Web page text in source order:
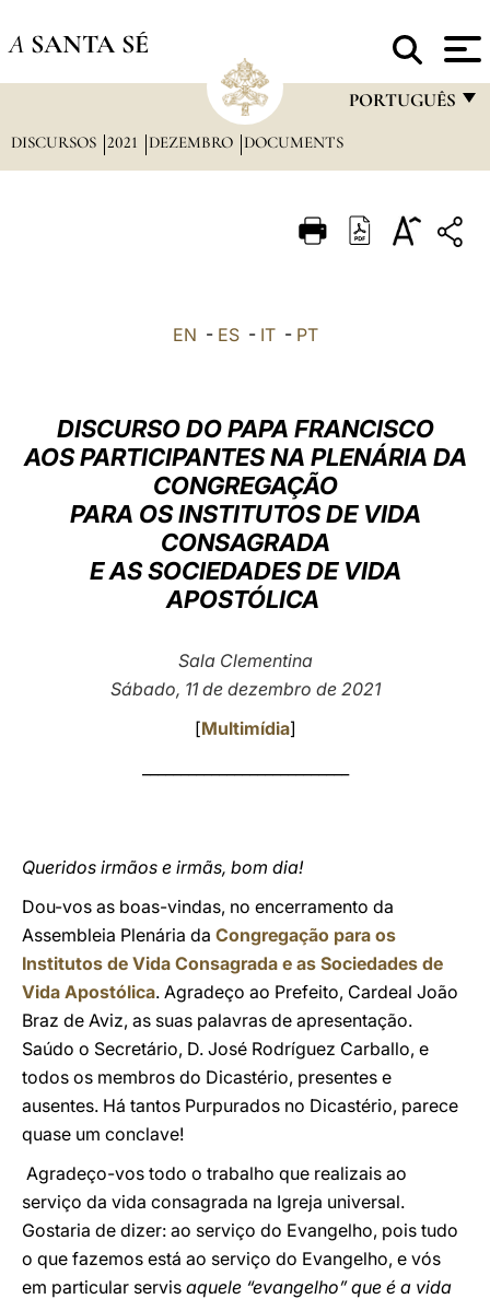
A SANTA SÉ
PORTUGUÊS
ITALIANO
العربيّة
LATINE
DISCURSOS 2021 DEZEMBRO DOCUMENTS
EN - ES- IT- PT
DISCURSO DO PAPA FRANCISCO
AOS PARTICIPANTES NA PLENÁRIA DA
CONGREGAÇÃO
PARA OS INSTITUTOS DE VIDA
CONSAGRADA
E AS SOCIEDADES DE VIDA
APOSTÓLICA
Sala Clementina
Sábado, 11 de dezembro de 2021
[Multimídia]
Queridos irmãos e irmãs, bom dia!
Dou-vos as boas-vindas, no encerramento da
Assembleia Plenária da Congregação para os
Institutos de Vida Consagrada e as Sociedades de
Vida Apostólica. Agradeço ao Prefeito, Cardeal João
Braz de Aviz, as suas palavras de apresentação.
Saúdo o Secretário, D. José Rodríguez Carballo, e
todos os membros do Dicastério, presentes e
ausentes. Há tantos Purpurados no Dicastério, parece
quase um conclave!
Agradeço-vos todo o trabalho que realizais ao
serviço da vida consagrada na Igreja universal.
Gostaria de dizer: ao serviço do Evangelho, pois tudo
o que fazemos está ao serviço do Evangelho, e vós
em particular servis aquele “evangelho” que é a vida